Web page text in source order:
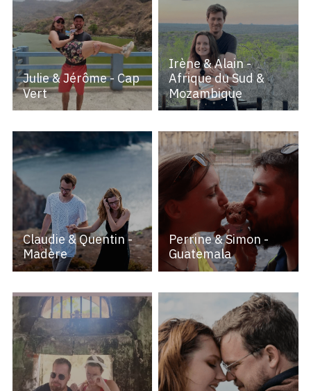
Julie & Jérôme - Cap
Vert
Irène & Alain -
Afrique du Sud &
Mozambique
Claudie & Quentin -
Madère
Perrine & Simon -
Guatemala